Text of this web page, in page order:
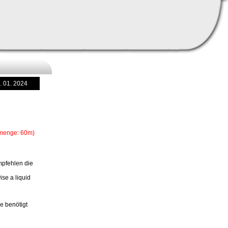
01. 2024
60m)
die
a liquid
benötigt